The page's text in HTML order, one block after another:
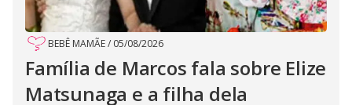
BEBÊ MAMÃE/ 05/08/2026
Família de Marcos fala sobre Elize
Matsunaga e a filha dela